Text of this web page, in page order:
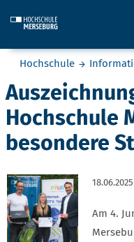
Sie befinden sich hier:
Hochschule
Hochschule
besondere
18.06.2025
Am 4.